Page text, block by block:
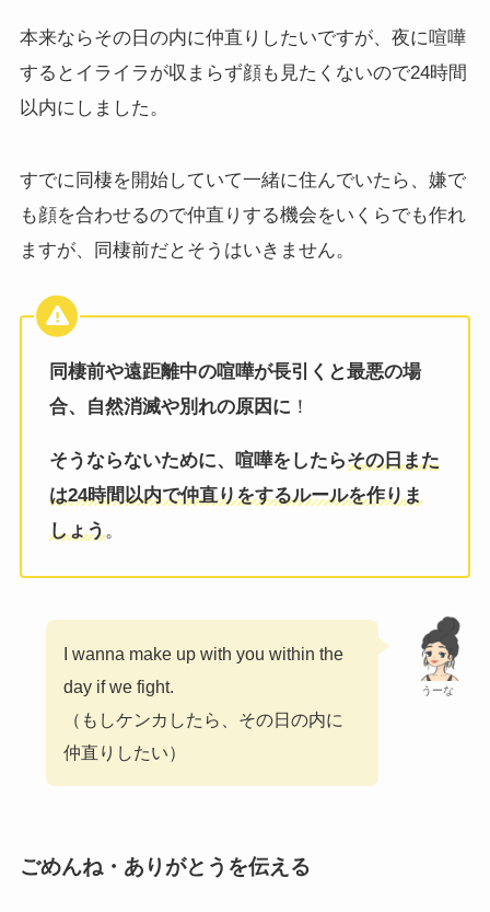
本来ならその日の内に仲直りしたいですが、夜に喧嘩
するとイライラが収まらず顔も見たくないので24時間
以内にしました。
すでに同棲を開始していて一緒に住んでいたら、嫌で
も顔を合わせるので仲直りする機会をいくらでも作れ
ますが、同棲前だとそうはいきません。
同棲前や遠距離中の喧嘩が長引くと最悪の場
合、自然消滅や別れの原因に ！
そうならないために、喧嘩をしたらその日また
は24時間以内で仲直りをするルールを作りま
しょう。
うーな
I wanna make up with you within the
day if we fight.
（もしケンカしたら、その日の内に
仲直りしたい）
ごめんね・ありがとうを伝える